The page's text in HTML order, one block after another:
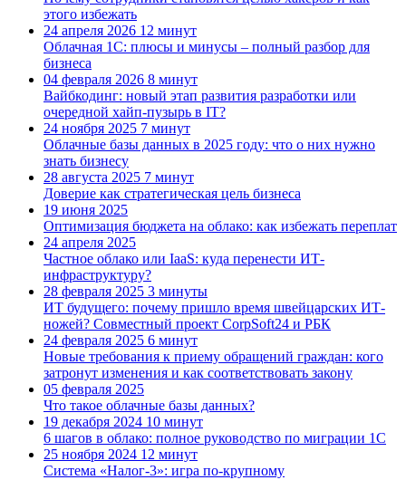
этого избежать
24 апреля 2026 12 минут
Облачная 1С: плюсы и минусы – полный разбор для
бизнеса
04 февраля 2026 8 минут
Вайбкодинг: новый этап развития разработки или
очередной хайп-пузырь в IT?
24 ноября 2025 7 минут
Облачные базы данных в 2025 году: что о них нужно
знать бизнесу
28 августа 2025 7 минут
Доверие как стратегическая цель бизнеса
19 июня 2025
Оптимизация бюджета на облако: как избежать переплат
24 апреля 2025
Частное облако или IaaS: куда перенести ИТ-
инфраструктуру?
28 февраля 2025 3 минуты
ИТ будущего: почему пришло время швейцарских ИТ-
ножей? Совместный проект CorpSoft24 и РБК
24 февраля 2025 6 минут
Новые требования к приему обращений граждан: кого
затронут изменения и как соответствовать закону
05 февраля 2025
Что такое облачные базы данных?
19 декабря 2024 10 минут
6 шагов в облако: полное руководство по миграции 1С
25 ноября 2024 12 минут
Система «Налог-3»: игра по-крупному